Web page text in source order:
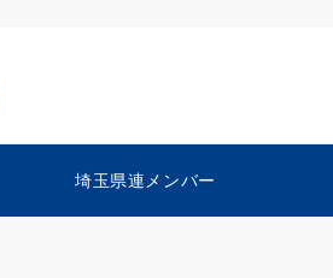
埼玉県連メンバー